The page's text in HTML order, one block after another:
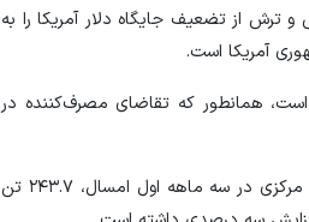
ترش از تضعیف جایگاه دلار آمریکا را به
آمریکا است.
همانطور که تقاضای مصرف‌کننده در
جدیدترین گزارش فصلی شورای جهانی طلا نشان داد که بانک‌های مرکزی در سه ماهه اول امسال، ۲۴۳.۷ تن